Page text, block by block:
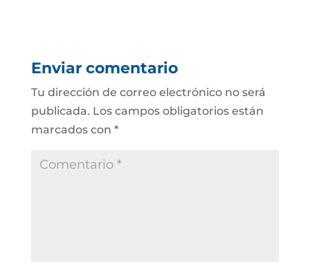
Enviar comentario
Tu dirección de correo electrónico no será
publicada. Los campos obligatorios están
marcados con *